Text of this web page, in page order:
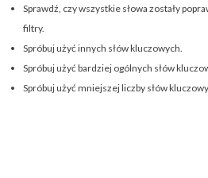
Sprawdź, czy wszystkie słowa zostały
filtry.
Spróbuj użyć innych słów kluczowych.
Spróbuj użyć bardziej ogólnych słów
Spróbuj użyć mniejszej liczby słów